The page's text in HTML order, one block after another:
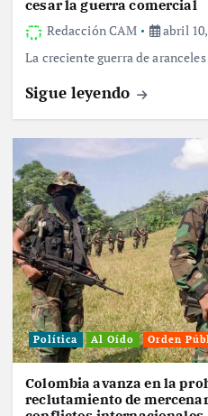
cesar la guerra comercial
Redacción CAM
abril 10,
La creciente guerra de
Sigue leyendo
Política Al Oído Orden
Colombia avanza en la
reclutamiento de